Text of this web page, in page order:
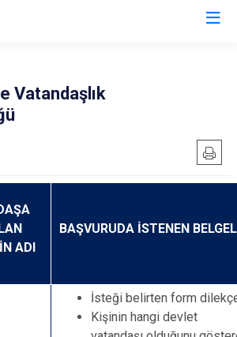
Vatandaşlık
ADI
BAŞVURUDA İSTENEN
İsteği belirten form
Kişinin hangi devlet